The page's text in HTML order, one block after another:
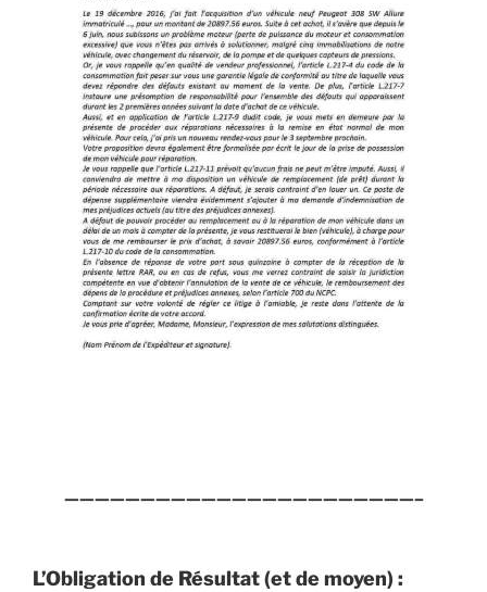
———————————————————————–
L’Obligation de Résultat (et de moyen) :